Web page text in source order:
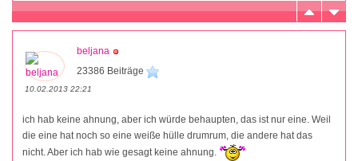
beljana
23386 Beiträge
10.02.2013 22:21
ich hab keine ahnung, aber ich würde behaupten, das ist nur eine. Weil
die eine hat noch so eine weiße hülle drumrum, die andere hat das
nicht. Aber ich hab wie gesagt keine ahnung.